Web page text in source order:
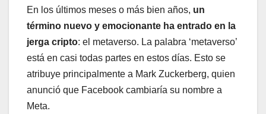
En los últimos meses o más bien años, un
término nuevo y emocionante ha entrado en la
jerga cripto: el metaverso. La palabra ‘metaverso’
está en casi todas partes en estos días. Esto se
atribuye principalmente a Mark Zuckerberg, quien
anunció que Facebook cambiaría su nombre a
Meta.